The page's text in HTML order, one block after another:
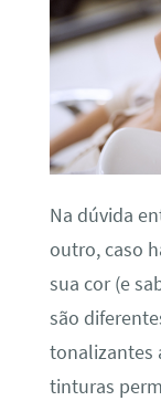
Na dúvida
outro, caso
sua cor (e
são
tonalizantes
tinturas